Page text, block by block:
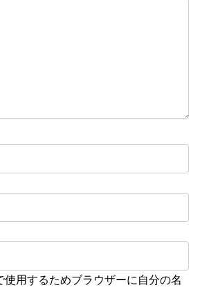
使用するためブラウザーに自分の名